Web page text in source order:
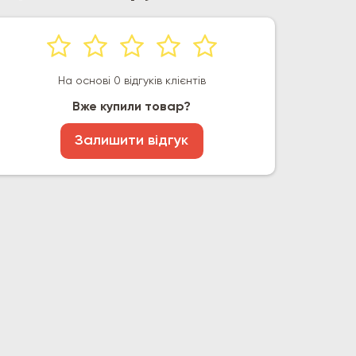
На основі 0 відгуків клієнтів
Вже купили товар?
Залишити відгук